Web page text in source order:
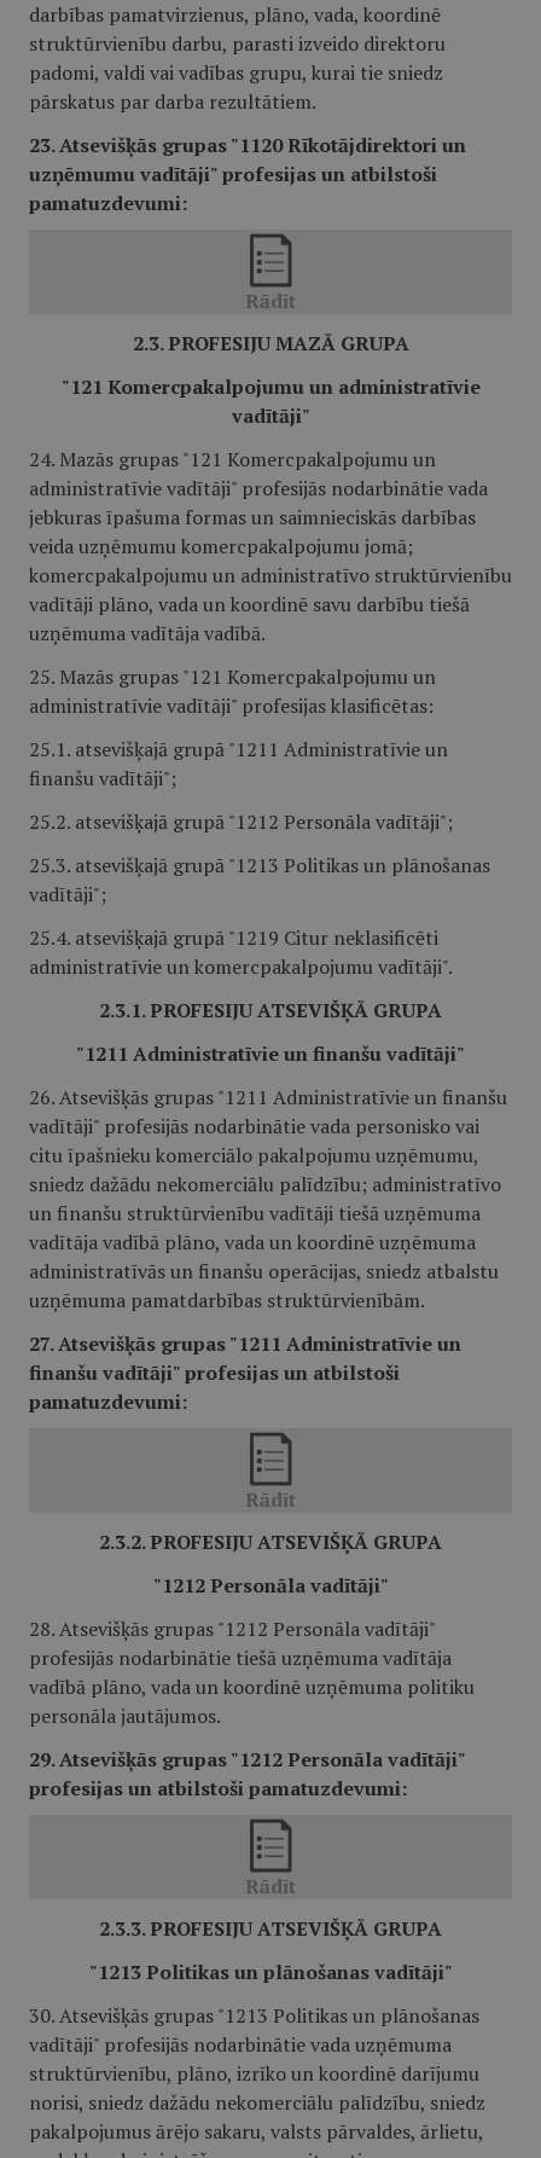
darbības pamatvirzienus, plāno, vada, koordinē
struktūrvienību darbu, parasti izveido direktoru
padomi, valdi vai vadības grupu, kurai tie sniedz
pārskatus par darba rezultātiem.
23. Atsevišķās grupas "1120 Rīkotājdirektori un
uzņēmumu vadītāji" profesijas un atbilstoši
pamatuzdevumi:
2.3. PROFESIJU MAZĀ GRUPA
"121 Komercpakalpojumu un administratīvie
vadītāji"
24. Mazās grupas "121 Komercpakalpojumu un
administratīvie vadītāji" profesijās nodarbinātie vada
jebkuras īpašuma formas un saimnieciskās darbības
veida uzņēmumu komercpakalpojumu jomā;
komercpakalpojumu un administratīvo struktūrvienību
vadītāji plāno, vada un koordinē savu darbību tiešā
uzņēmuma vadītāja vadībā.
25. Mazās grupas "121 Komercpakalpojumu un
administratīvie vadītāji" profesijas klasificētas:
25.1. atsevišķajā grupā "1211 Administratīvie un
finanšu vadītāji";
25.2. atsevišķajā grupā "1212 Personāla vadītāji";
25.3. atsevišķajā grupā "1213 Politikas un plānošanas
vadītāji";
25.4. atsevišķajā grupā "1219 Citur neklasificēti
administratīvie un komercpakalpojumu vadītāji".
2.3.1. PROFESIJU ATSEVIŠĶĀ GRUPA
"1211 Administratīvie un finanšu vadītāji"
26. Atsevišķās grupas "1211 Administratīvie un finanšu
vadītāji" profesijās nodarbinātie vada personisko vai
citu īpašnieku komerciālo pakalpojumu uzņēmumu,
sniedz dažādu nekomerciālu palīdzību; administratīvo
un finanšu struktūrvienību vadītāji tiešā uzņēmuma
vadītāja vadībā plāno, vada un koordinē uzņēmuma
administratīvās un finanšu operācijas, sniedz atbalstu
uzņēmuma pamatdarbības struktūrvienībām.
27. Atsevišķās grupas "1211 Administratīvie un
finanšu vadītāji" profesijas un atbilstoši
pamatuzdevumi:
2.3.2. PROFESIJU ATSEVIŠĶĀ GRUPA
"1212 Personāla vadītāji"
28. Atsevišķās grupas "1212 Personāla vadītāji"
profesijās nodarbinātie tiešā uzņēmuma vadītāja
vadībā plāno, vada un koordinē uzņēmuma politiku
personāla jautājumos.
29. Atsevišķās grupas "1212 Personāla vadītāji"
profesijas un atbilstoši pamatuzdevumi:
2.3.3. PROFESIJU ATSEVIŠĶĀ GRUPA
"1213 Politikas un plānošanas vadītāji"
30. Atsevišķās grupas "1213 Politikas un plānošanas
vadītāji" profesijās nodarbinātie vada uzņēmuma
struktūrvienību, plāno, izrīko un koordinē darījumu
norisi, sniedz dažādu nekomerciālu palīdzību, sniedz
pakalpojumus ārējo sakaru, valsts pārvaldes, ārlietu,